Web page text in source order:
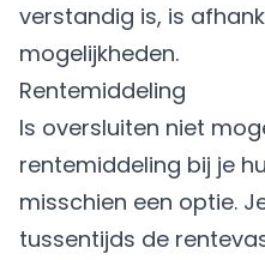
verstandig is, is
mogelijkheden.
Rentemiddeling
Is oversluiten niet
rentemiddeling bij je
misschien een optie.
tussentijds de